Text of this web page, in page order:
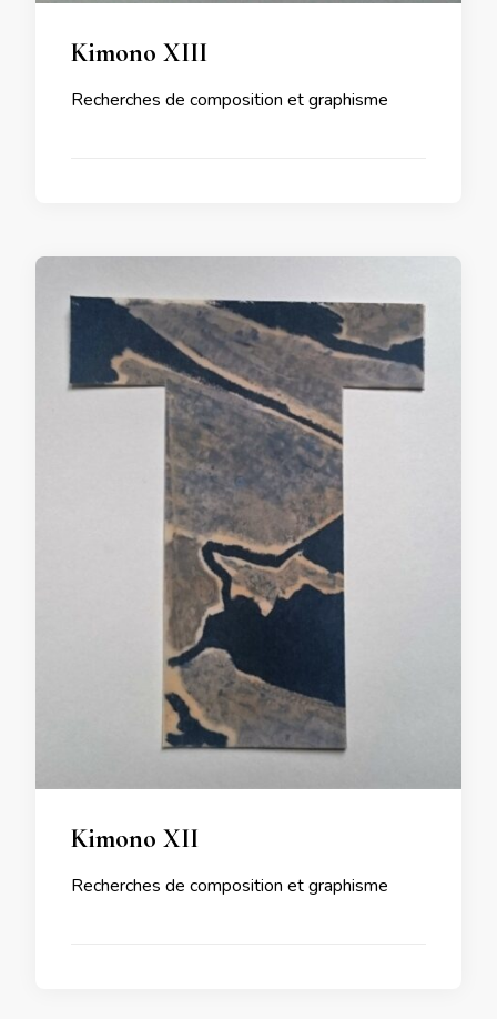
Kimono XIII
Recherches de composition et graphisme
Kimono XII
Recherches de composition et graphisme